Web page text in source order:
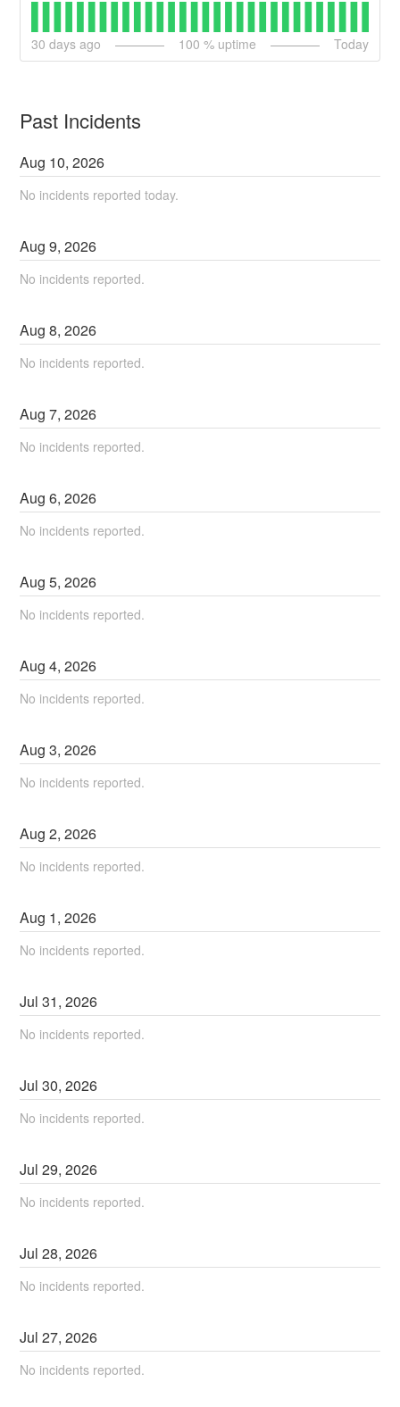
30 days ago 100 % uptime Today
Past Incidents
Aug 10,2026
No incidents reported today.
Aug9,2026
No incidents reported.
Aug8,2026
No incidents reported.
Aug7,2026
No incidents reported.
Aug6,2026
No incidents reported.
Aug5,2026
No incidents reported.
Aug4,2026
No incidents reported.
Aug3,2026
No incidents reported.
Aug2,2026
No incidents reported.
Aug 1,2026
No incidents reported.
Jul31,2026
No incidents reported.
Jul30,2026
No incidents reported.
Jul29,2026
No incidents reported.
Jul28,2026
No incidents reported.
Jul27,2026
No incidents reported.